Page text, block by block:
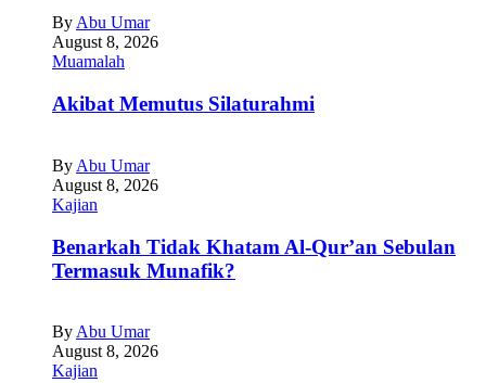
By Abu Umar
August 8, 2026
Muamalah
Akibat Memutus Silaturahmi
By Abu Umar
August 8, 2026
Kajian
Benarkah Tidak Khatam Al-Qur’an Sebulan
Termasuk Munafik?
By Abu Umar
August 8, 2026
Kajian